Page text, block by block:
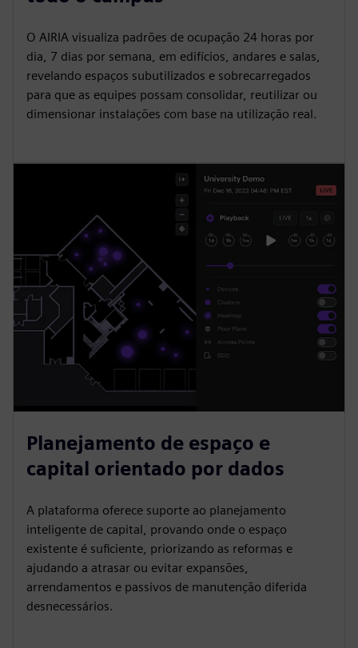
O AIRIA visualiza padrões de ocupação 24 horas por
dia, 7 dias por semana, em edifícios, andares e salas,
revelando espaços subutilizados e sobrecarregados
para que as equipes possam consolidar, reutilizar ou
dimensionar instalações com base na utilização real.
Planejamento de espaço e
capital orientado por dados
A plataforma oferece suporte ao planejamento
inteligente de capital, provando onde o espaço
existente é suficiente, priorizando as reformas e
ajudando a atrasar ou evitar expansões,
arrendamentos e passivos de manutenção diferida
desnecessários.